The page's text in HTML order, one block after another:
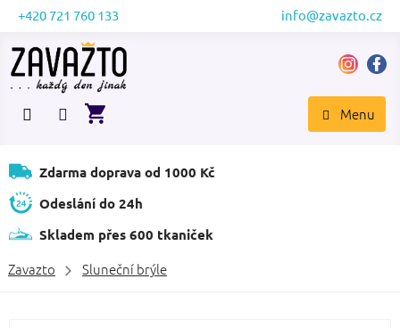
Přejít
obsah
+420 721 760 133 info@zavazto.cz
NÁKUPNÍ
Zdarma doprava od 1000 Kč
Odeslání do 24h
Skladem přes 600 tkaniček
Zavazto Sluneční brýle